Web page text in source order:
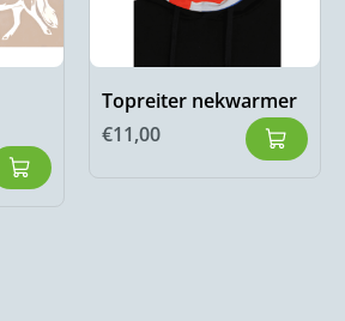
Topreiter nekwarmer
€11,00